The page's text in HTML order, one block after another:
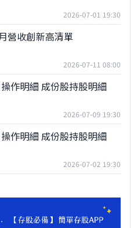
2026-07-01 19:30
營收創新高清單
2026-07-11 08:00
作明細 成份股持股明細
2026-07-09 19:30
作明細 成份股持股明細
2026-07-02 19:30